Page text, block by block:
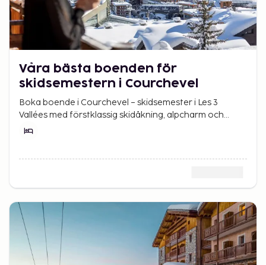
Våra bästa boenden för
skidsemestern i Courchevel
Boka boende i Courchevel – skidsemester i Les 3
Vallées med förstklassig skidåkning, alpcharm och
exklusiv atmosfär i hjärtat av Alperna.